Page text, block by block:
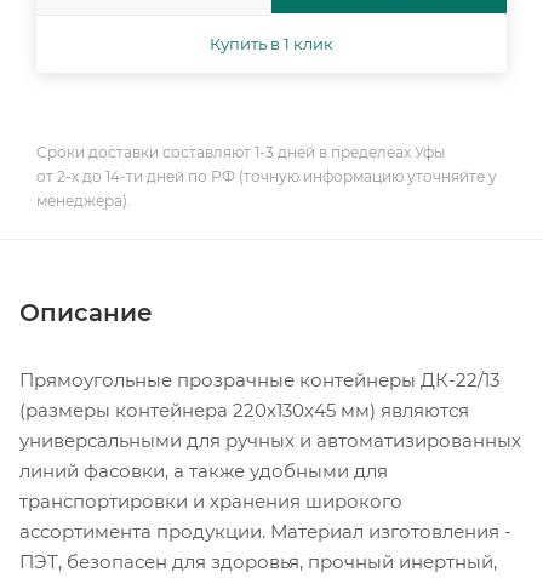
Купить в 1 клик
Сроки доставки составляют 1-3 дней в пределеах Уфы
от 2-х до 14-ти дней по РФ (точную информацию уточняйте у
менеджера).
Описание
Прямоугольные прозрачные контейнеры ДК-22/13
(размеры контейнера 220х130х45 мм) являются
универсальными для ручных и автоматизированных
линий фасовки, а также удобными для
транспортировки и хранения широкого
ассортимента продукции. Материал изготовления -
ПЭТ, безопасен для здоровья, прочный инертный,